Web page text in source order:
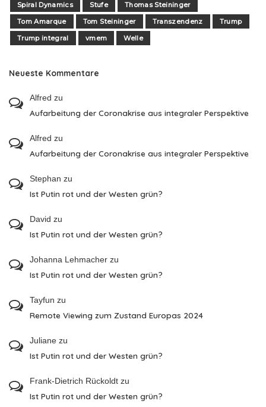
Spiral Dynamics
Stufe
Thomas Steininger
Tom Amarque
Tom Steininger Transzendenz
Trump
Trump integral
vmem Welle
Neueste Kommentare
Alfred zu
Aufarbeitung der Coronakrise aus integraler Perspektive
Alfred zu
Aufarbeitung der Coronakrise aus integraler Perspektive
Stephan zu
Ist Putin rot und der Westen grün?
David zu
Ist Putin rot und der Westen grün?
Johanna Lehmacher zu
Ist Putin rot und der Westen grün?
Tayfun zu
Remote Viewing zum Zustand Europas 2024
Juliane zu
Ist Putin rot und der Westen grün?
Frank-Dietrich Rückoldt zu
Ist Putin rot und der Westen grün?